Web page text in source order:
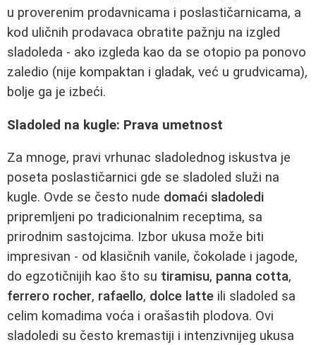
u proverenim prodavnicama i poslastičarnicama, a
kod uličnih prodavaca obratite pažnju na izgled
sladoleda - ako izgleda kao da se otopio pa ponovo
zaledio (nije kompaktan i gladak, već u grudvicama),
bolje ga je izbeći.
Sladoled na kugle: Prava umetnost
Za mnoge, pravi vrhunac sladolednog iskustva je
poseta poslastičarnici gde se sladoled služi na
kugle. Ovde se često nude domaći sladoledi
pripremljeni po tradicionalnim receptima, sa
prirodnim sastojcima. Izbor ukusa može biti
impresivan - od klasičnih vanile, čokolade i jagode,
do egzotičnijih kao što su tiramisu, panna cotta,
ferrero rocher, rafaello, dolce latte ili sladoled sa
celim komadima voća i orašastih plodova. Ovi
sladoledi su često kremastiji i intenzivnijeg ukusa